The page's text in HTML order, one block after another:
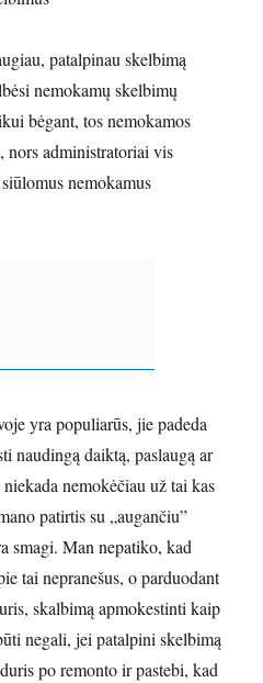
patalpinau skelbimą
nemokamų skelbimų
bėgant, tos nemokamos
nors administratoriai vis
nemokamus
yra populiarūs, jie padeda
naudingą daiktą, paslaugą ar
nemokėčiau už tai kas
patirtis su „augančiu”
smagi. Man nepatiko, kad
tai nepranešus, o parduodant
skalbimą apmokestinti kaip
negali, jei patalpini skelbimą
po remonto ir pastebi, kad